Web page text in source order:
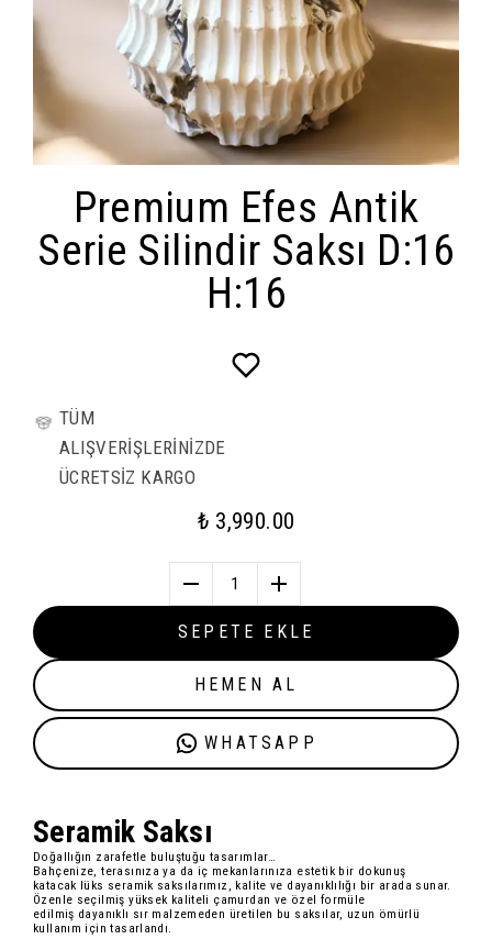
Premium Efes Antik
Serie Silindir Saksı D:16
H:16
TÜM
ALIŞVERİŞLERİNİZDE
ÜCRETSİZ KARGO
₺ 3,990.00
1
SEPETE EKLE
HEMEN AL
WHATSAPP
Seramik Saksı
Doğallığın zarafetle buluştuğu tasarımlar…
Bahçenize, terasınıza ya da iç mekanlarınıza estetik bir dokunuş
katacak lüks seramik saksılarımız
, kalite ve dayanıklılığı bir arada sunar.
Özenle seçilmişyüksek kaliteli çamurdan ve özel formüle
edilmiş dayanıklı sır malzemeden üretilen bu saksılar, uzun ömürlü
kullanım için tasarlandı.